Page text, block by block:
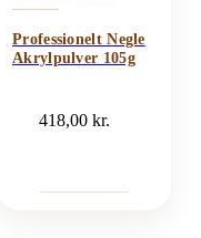
Professionelt Negle
Akrylpulver 105g
418,00kr.